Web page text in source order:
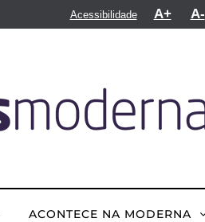
Acessibilidade A+ A-
ACONTECE NA MODERNA